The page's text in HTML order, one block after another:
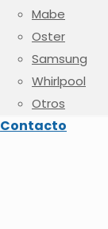
Mabe
Oster
Samsung
Whirlpool
Otros
Contacto